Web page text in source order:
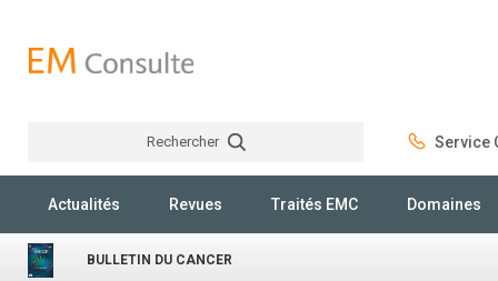
Rechercher Service
Actualités Revues Traités EMC Domaines
BULLETIN DU CANCER